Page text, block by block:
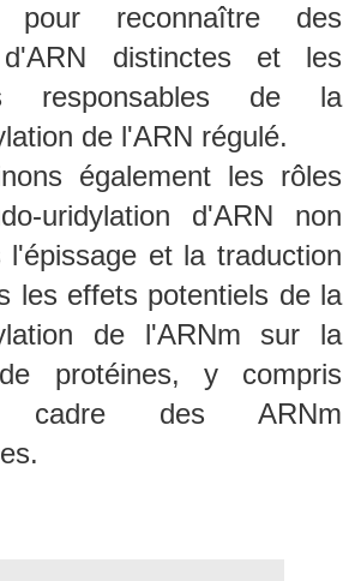
reconnaître des
d'ARN distinctes et les
responsables de la
de l'ARN régulé.
également les rôles
uridylation d'ARN non
l'épissage et la traduction
les effets potentiels de la
de l'ARNm sur la
protéines, y compris
des ARNm